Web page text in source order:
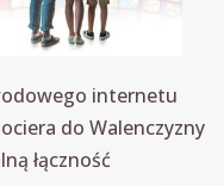
internetu
do Walenczyzny
łączność